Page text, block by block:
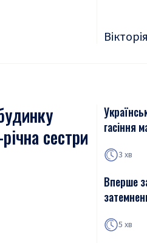
сестри
гасіння
3 хв
Вперше
5 хв